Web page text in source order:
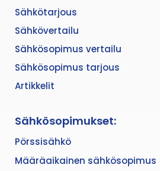
Sähkötarjous
Sähkövertailu
Sähkösopimus vertailu
Sähkösopimus tarjous
Artikkelit
Sähkösopimukset:
Pörssisähkö
Määräaikainen sähkösopimus